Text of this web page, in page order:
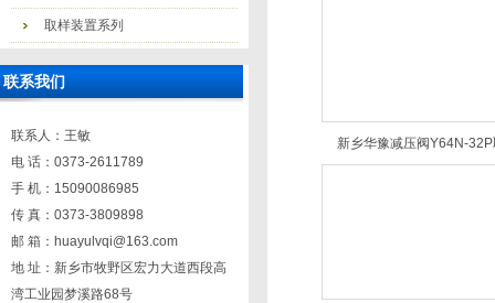
取样装置系列
联系我们
联系人：王敏
电 话：0373-2611789
手 机：15090086985
传 真：0373-3809898
邮 箱：huayulvqi@163.com
地 址：新乡市牧野区宏力大道西段高
湾工业园梦溪路68号
新乡华豫减压阀Y64N-